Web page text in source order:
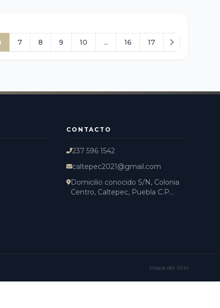
7 8 9 10 ... 16 17
CONTACTO
237 596 1542
caltepec2021@gmail.com
Domicilio conocido S/N, Colonia
Centro, Caltepec, Puebla C.P...
Mapa del Sitio